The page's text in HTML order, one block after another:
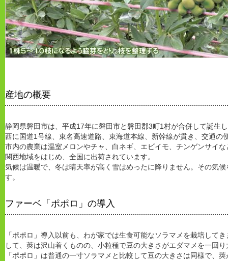
産地の概要
静岡県磐田市は、平成17年に磐田市と磐田郡3町1村が合併して誕生
西に国道1号線、東名高速道路、東海道本線、新幹線が貫き、交通の
市内の農業は温室メロンやチャ、白ネギ、エビイモ、チンゲンサイ
関西地域をはじめ、全国に出荷されています。
気候は温暖で、冬は晴天率が高く雪はめったに降りません。その気
す。
ファーベ「ポポロ」の導入
「ポポロ」導入以前も、わが家では生食可能なソラマメを栽培して
して、莢は沢山着くものの、小粒種で豆の大きさがエダマメを一回
「ポポロ」は普通の一寸ソラマメと比較して豆の大きさは同様で、